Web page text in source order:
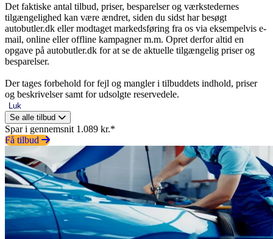
Det faktiske antal tilbud, priser, besparelser og værkstedernes
tilgængelighed kan være ændret, siden du sidst har besøgt
autobutler.dk eller modtaget markedsføring fra os via eksempelvis e-
mail, online eller offline kampagner m.m. Opret derfor altid en
opgave på autobutler.dk for at se de aktuelle tilgængelig priser og
besparelser.
Der tages forbehold for fejl og mangler i tilbuddets indhold, priser
og beskrivelser samt for udsolgte reservedele.
Luk
Se alle tilbud
Spar i gennemsnit 1.089 kr.*
Få tilbud